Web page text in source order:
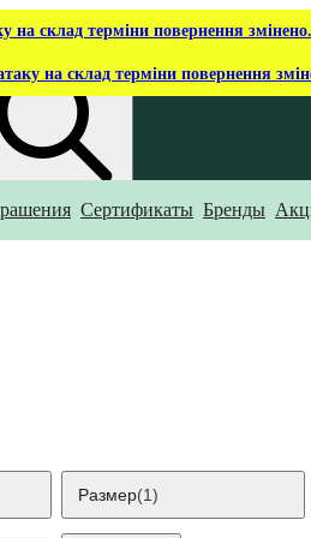
на склад терміни повернення
на склад терміни повернення
ты ищешь?Сертификаты Бренды
Размер(1)